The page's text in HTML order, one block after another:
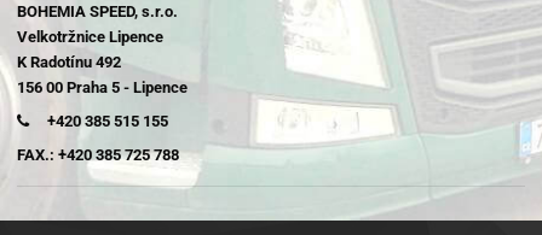
BOHEMIA SPEED, s.r.o.
Velkotržnice Lipence
K Radotínu 492
156 00 Praha 5 - Lipence
+420 385 515 155
FAX.: +420 385 725 788